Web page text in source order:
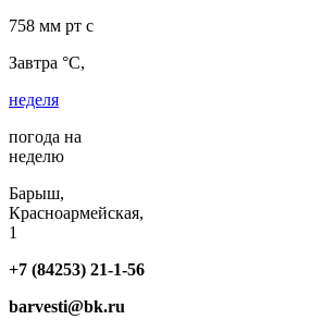
758 мм рт с
Завтра °C,
неделя
погода на
неделю
Барыш,
Красноармейская,
1
+7 (84253) 21-1-56
barvesti@bk.ru